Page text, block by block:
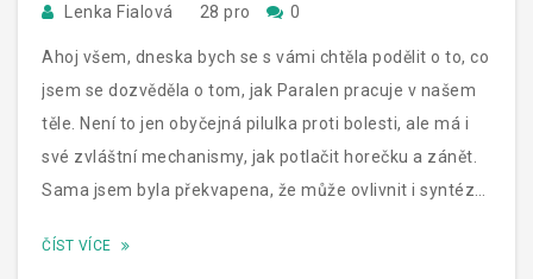
Lenka Fialová 28 pro 0
Ahoj všem, dneska bych se s vámi chtěla podělit o to, co
jsem se dozvěděla o tom, jak Paralen pracuje v našem
těle. Není to jen obyčejná pilulka proti bolesti, ale má i
své zvláštní mechanismy, jak potlačit horečku a zánět.
Sama jsem byla překvapena, že může ovlivnit i syntézu
jako já rádi pohodlí domova a hledáte úlevu od bolesti
ČÍST VÍCE